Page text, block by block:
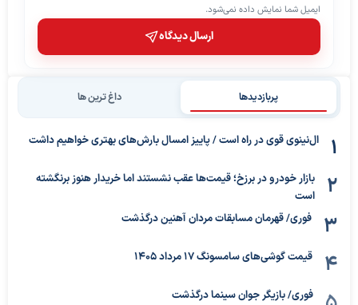
ایمیل شما نمایش داده نمی‌شود.
ارسال دیدگاه
پربازدیدها داغ ترین ها
ال‌نینوی قوی در راه است / پاییز امسال بارش‌های بهتری خواهیم داشت
بازار خودرو در برزخ؛ قیمت‌ها عقب نشستند اما خریدار هنوز برنگشته
است
فوری/ قهرمان مسابقات مردان آهنین درگذشت
قیمت گوشی‌های سامسونگ 17 مرداد 1405
فوری/ بازیگر جوان سینما درگذشت